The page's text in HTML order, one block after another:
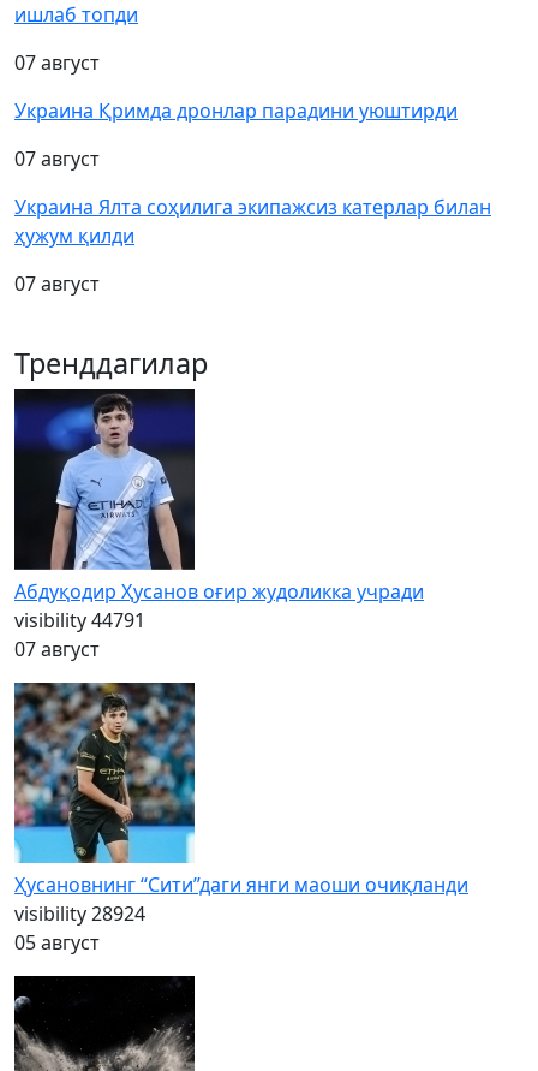
ишлаб топди
07 август
Украина Қримда дронлар парадини уюштирди
07 август
Украина Ялта соҳилига экипажсиз катерлар билан
ҳужум қилди
07 август
Тренддагилар
Абдуқодир Ҳусанов оғир жудоликка учради
visibility44791
07 август
Ҳусановнинг “Сити”даги янги маоши очиқланди
visibility28924
05 август